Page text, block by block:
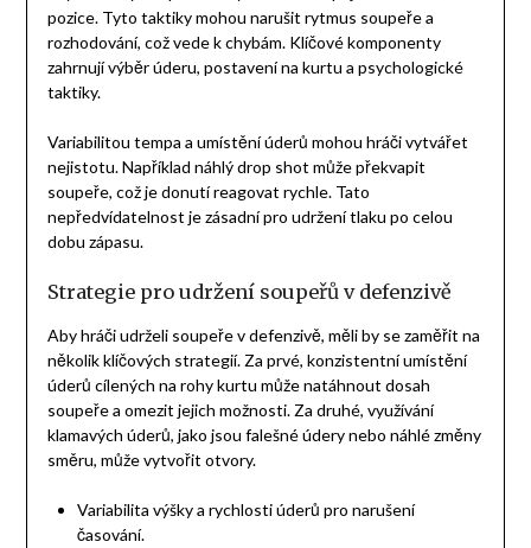
pozice. Tyto taktiky mohou narušit rytmus soupeře a
rozhodování, což vede k chybám. Klíčové komponenty
zahrnují výběr úderu, postavení na kurtu a psychologické
taktiky.
Variabilitou tempa a umístění úderů mohou hráči vytvářet
nejistotu. Například náhlý drop shot může překvapit
soupeře, což je donutí reagovat rychle. Tato
nepředvídatelnost je zásadní pro udržení tlaku po celou
dobu zápasu.
Strategie pro udržení soupeřů v defenzivě
Aby hráči udrželi soupeře v defenzivě, měli by se zaměřit na
několik klíčových strategií. Za prvé, konzistentní umístění
úderů cílených na rohy kurtu může natáhnout dosah
soupeře a omezit jejich možnosti. Za druhé, využívání
klamavých úderů, jako jsou falešné údery nebo náhlé změny
směru, může vytvořit otvory.
Variabilita výšky a rychlosti úderů pro narušení
časování.